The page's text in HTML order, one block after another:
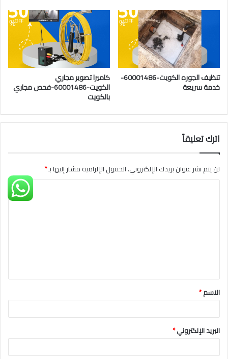
تنظيف الجوره الكويت-60001486-
خدمة سريعة
كاميرا تصوير مجاري
الكويت-60001486-فحص مجاري
بالكويت
اترك تعليقاً
لن يتم نشر عنوان بريدك الإلكتروني.الحقول الإلزامية مشار إليها بـ*
ق
*
الاسم*
البريد الإلكتروني*